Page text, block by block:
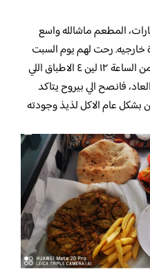
المطعم ماشالله واسع
خارجيه. رحت لهم يوم السبت
وكان عندهم منيو (آلبرنج) الي يكون من الساعة ١٢ لين ٤ الاطباق اللي
فانصح الي بيروح يتاكد
بشكل عام الاكل لذيذ وجودته